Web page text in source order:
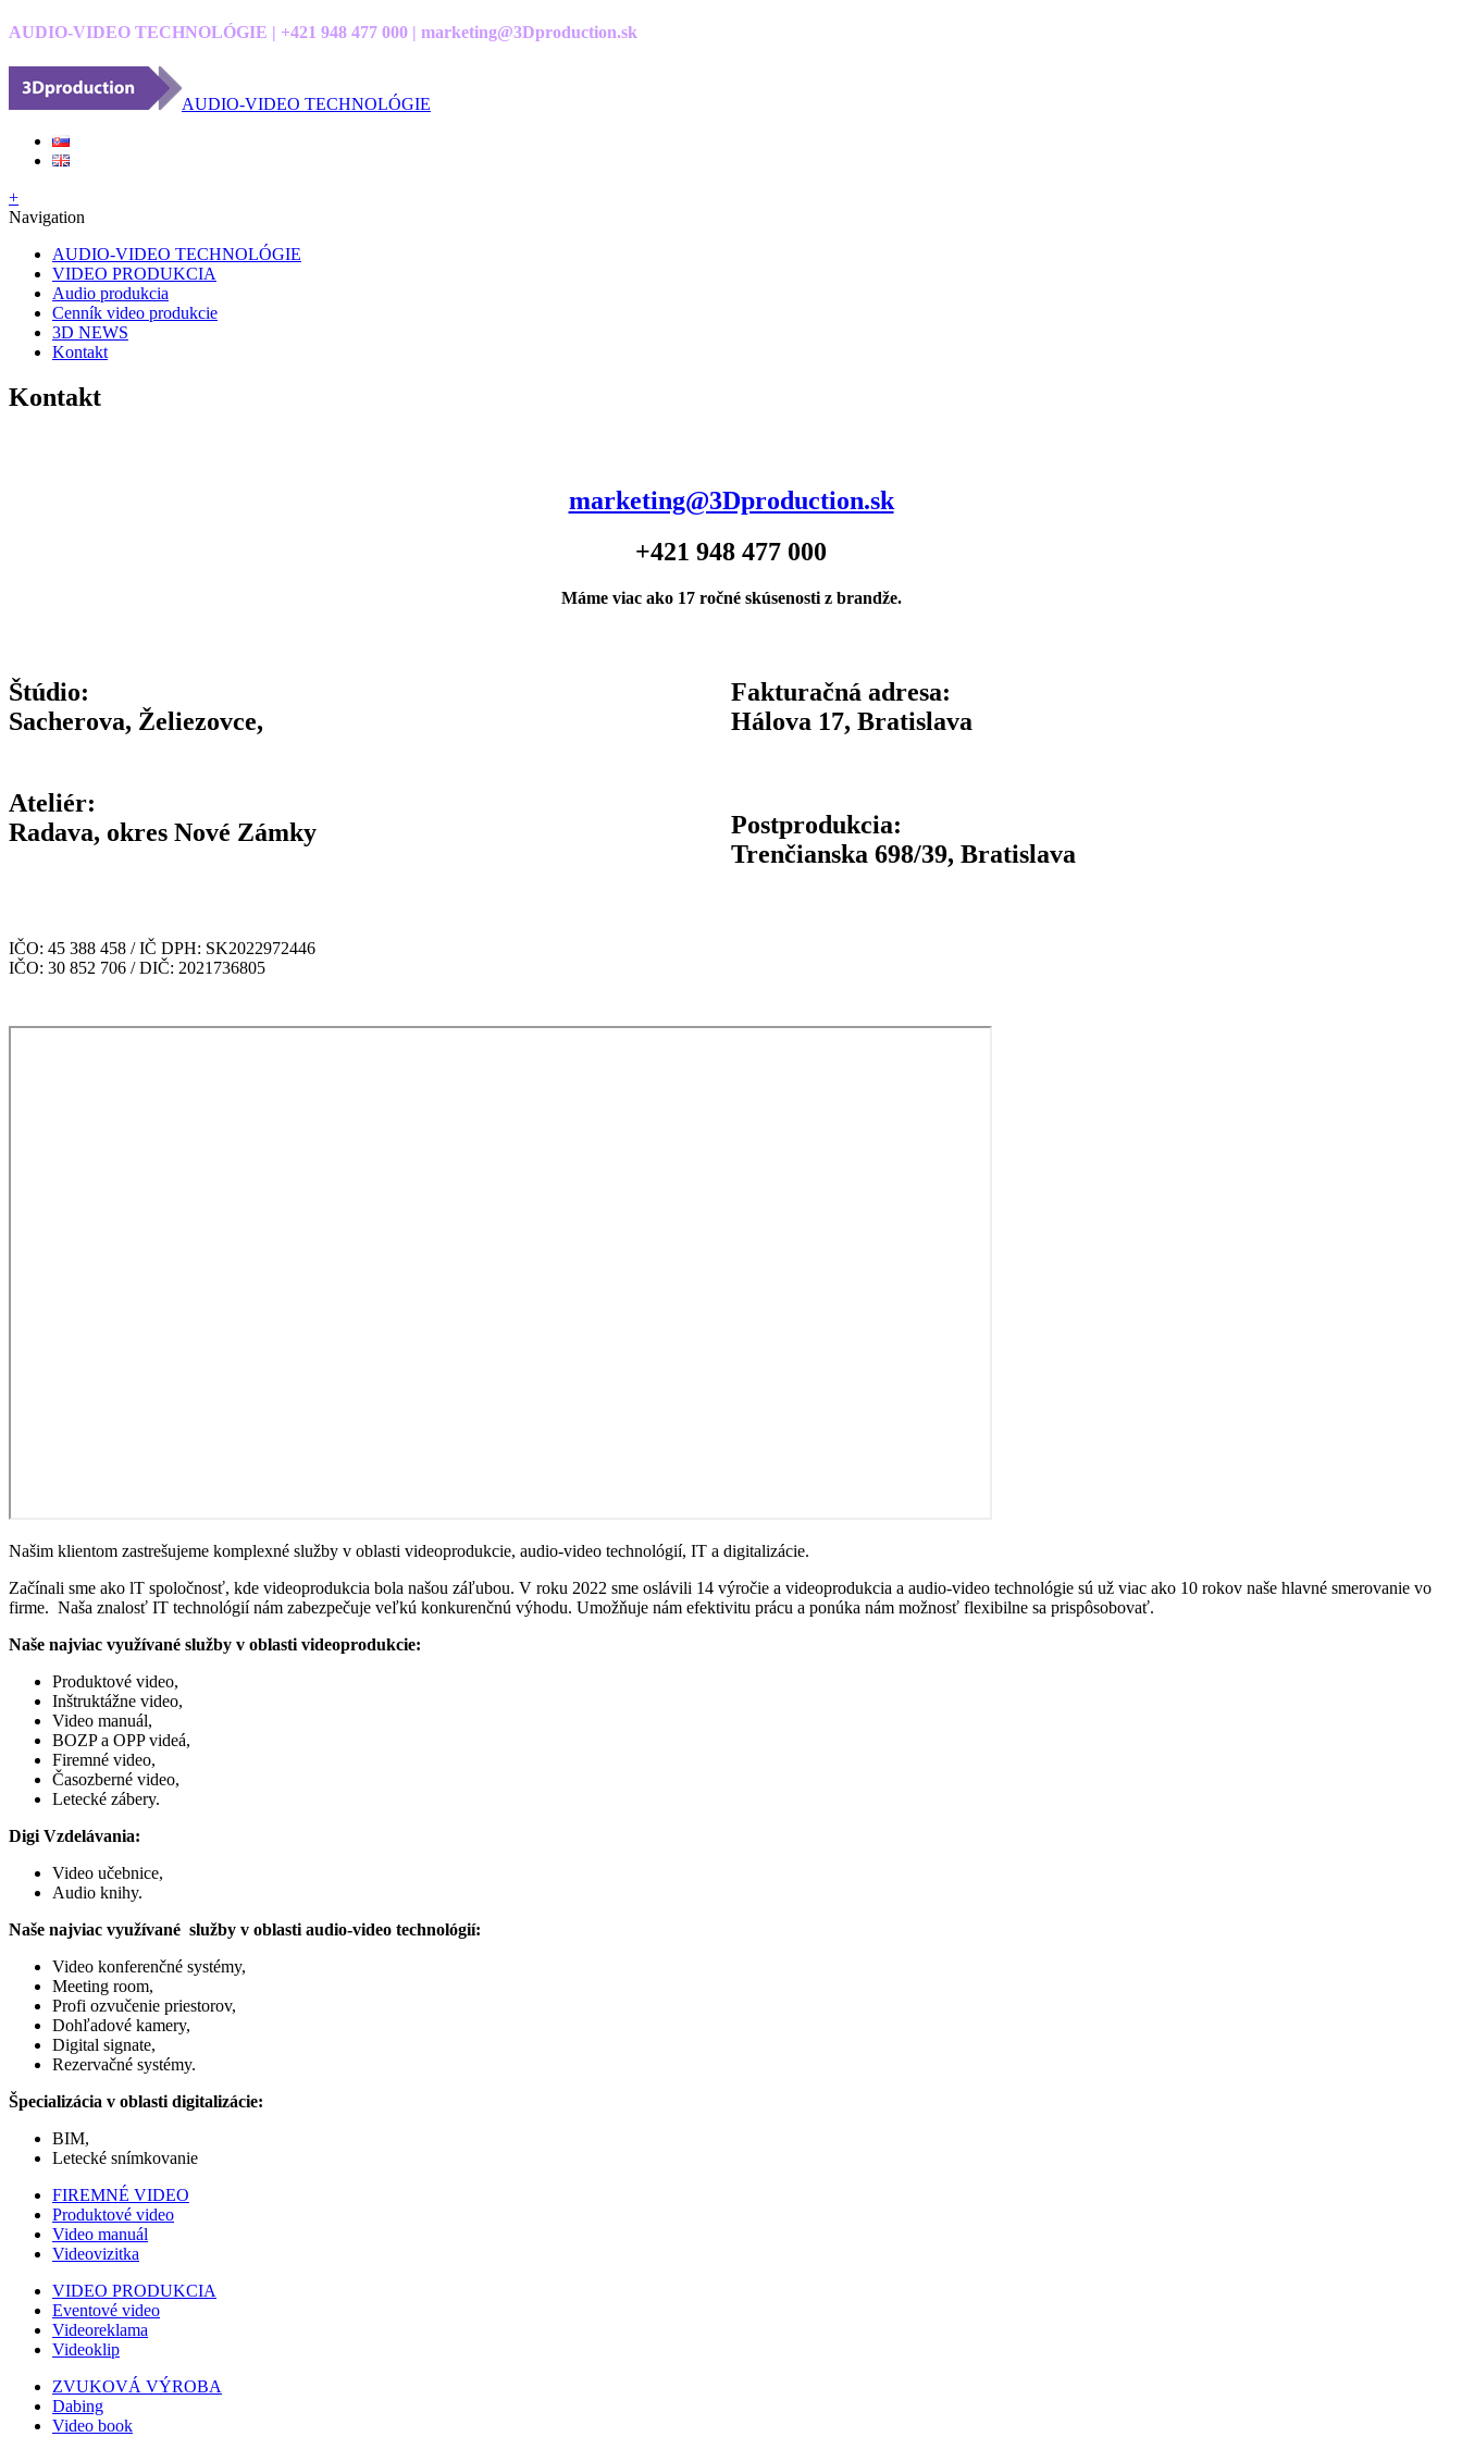
AUDIO-VIDEO TECHNOLÓGIE | +421 948 477 000 | marketing@3Dproduction.sk
AUDIO-VIDEO TECHNOLÓGIE
+
Navigation
AUDIO-VIDEO TECHNOLÓGIE
VIDEO PRODUKCIA
Audio produkcia
Cenník video produkcie
3D NEWS
Kontakt
Kontakt
marketing@3Dproduction.sk
+421 948 477 000
Máme viac ako 17 ročné skúsenosti z brandže.
Štúdio:
Sacherova, Želiezovce,
Fakturačná adresa:
Hálova 17, Bratislava
Ateliér:
Radava, okres Nové Zámky
Postprodukcia:
Trenčianska 698/39, Bratislava
IČO: 45 388 458 / IČ DPH: SK2022972446
IČO: 30 852 706 / DIČ: 2021736805
Našim klientom zastrešujeme komplexné služby v oblasti videoprodukcie, audio-video technológií, IT a digitalizácie.
Začínali sme ako lT spoločnosť, kde videoprodukcia bola našou záľubou. V roku 2022 sme oslávili 14 výročie a videoprodukcia a audio-video technológie sú už viac ako 10 rokov naše hlavné smerovanie vo
firme. Naša znalosť IT technológií nám zabezpečuje veľkú konkurenčnú výhodu. Umožňuje nám efektivitu prácu a ponúka nám možnosť flexibilne sa prispôsobovať.
Naše najviac využívané služby v oblasti videoprodukcie:
Produktové video,
Inštruktážne video,
Video manuál,
BOZP a OPP videá,
Firemné video,
Časozberné video,
Letecké zábery.
Digi Vzdelávania:
Video učebnice,
Audio knihy.
Naše najviac využívané služby v oblasti audio-video technológií:
Video konferenčné systémy,
Meeting room,
Profi ozvučenie priestorov,
Dohľadové kamery,
Digital signate,
Rezervačné systémy.
Špecializácia v oblasti digitalizácie:
BIM,
Letecké snímkovanie
FIREMNÉ VIDEO
Produktové video
Video manuál
Videovizitka
VIDEO PRODUKCIA
Eventové video
Videoreklama
Videoklip
ZVUKOVÁ VÝROBA
Dabing
Video book